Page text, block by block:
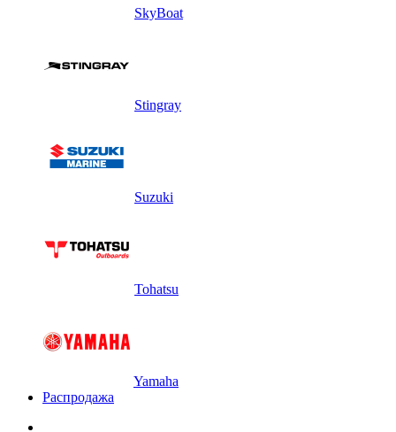
SkyBoat
Stingray
Suzuki
Tohatsu
Yamaha
Распродажа